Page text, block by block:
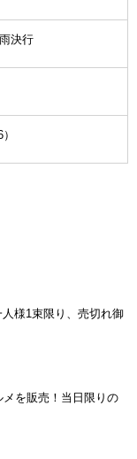
決行
様1束限り、売切れ御
を販売！当日限りの